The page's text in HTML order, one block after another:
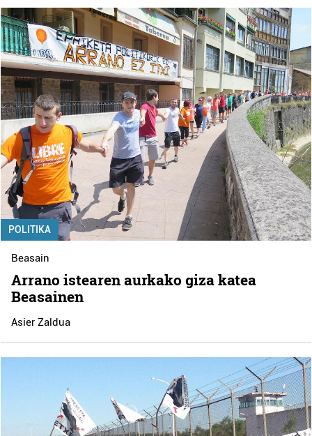
POLITIKA
Beasain
Arrano istearen aurkako giza katea
Beasainen
Asier Zaldua